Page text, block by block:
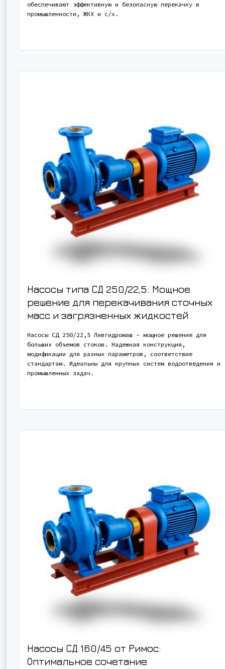
обеспечивают эффективную и безопасную перекачку в
промышленности, ЖКХ и с/х.
Насосы типа СД 250/22,5: Мощное
решение для перекачивания сточных
масс и загрязненных жидкостей
Насосы СД 250/22,5 Ливгидромаш – мощное решение для
больших объемов стоков. Надежная конструкция,
модификации для разных параметров, соответствие
стандартам. Идеальны для крупных систем водоотведения и
промышленных задач.
Насосы СД 160/45 от Римос:
Оптимальное сочетание